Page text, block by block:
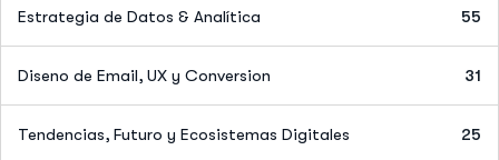
Estrategia de Datos & Analítica 55
Diseno de Email, UX y Conversion 31
Tendencias, Futuro y Ecosistemas Digitales 25